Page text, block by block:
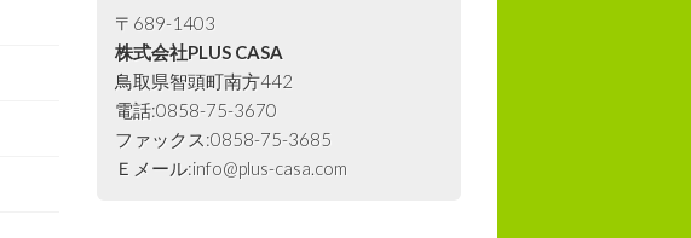
〒689-1403
株式会社PLUS CASA
鳥取県智頭町南方442
電話:0858-75-3670
ファックス:0858-75-3685
Ｅメール:info@plus-casa.com